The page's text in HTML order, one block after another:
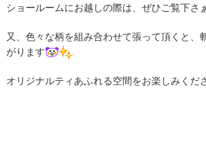
ショールームにお越しの際は、ぜひご覧下さ
又、色々な柄を組み合わせて張って頂くと、
がります
オリジナルティあふれる空間をお楽しみくだ